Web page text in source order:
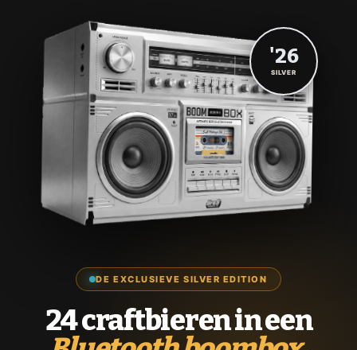
DE EXCLUSIEVE SILVER EDITION
24 craftbieren in een
'26
SILVER